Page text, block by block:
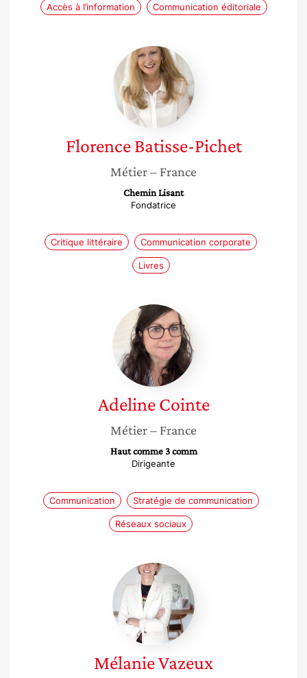
Accès à l’information Communication éditoriale
Florence
Batisse-
Pichet
Florence Batisse-Pichet
Métier– France
Chemin Lisant
Fondatrice
Critique littéraire Communication corporate
Livres
Adeline
Cointe
Adeline Cointe
Métier– France
Haut comme 3 comm
Dirigeante
Communication Stratégie de communication
Réseaux sociaux
Mélanie
Vazeux
MélanieVazeux